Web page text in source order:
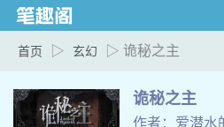
首页 ▷ 玄幻 ▷ 诡秘之主
诡秘之主
作者：爱潜水